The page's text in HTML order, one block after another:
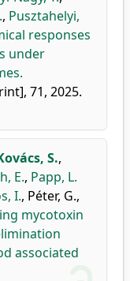
, Pusztahelyi,
responses
under
71, 2025.
S.,
E., Papp, L.
I., Péter, G.,
mycotoxin
associated